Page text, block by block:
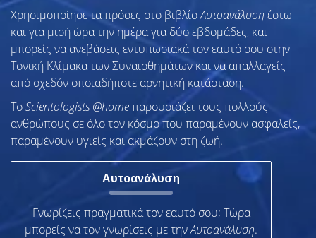
Χρησιμοποίησε τα πρόσες στο βιβλίοΑυτοανάλυση έστω
και για μισή ώρα την ημέρα για δύο εβδομάδες, και
μπορείς να ανεβάσεις εντυπωσιακά τον εαυτό σου στην
Τονική Κλίμακα των Συναισθημάτων και να απαλλαγείς
από σχεδόν οποιαδήποτε αρνητική κατάσταση.
ToScientologists @homeπαρουσιάζει τους πολλούς
ανθρώπους σε όλο τον κόσμο που παραμένουν ασφαλείς,
παραμένουν υγιείς και ακμάζουν στη ζωή.
Αυτοανάλυση
Γνωρίζεις πραγματικά τον εαυτό σου; Τώρα
μπορείς να τον γνωρίσεις µε τηνΑυτοανάλυση.